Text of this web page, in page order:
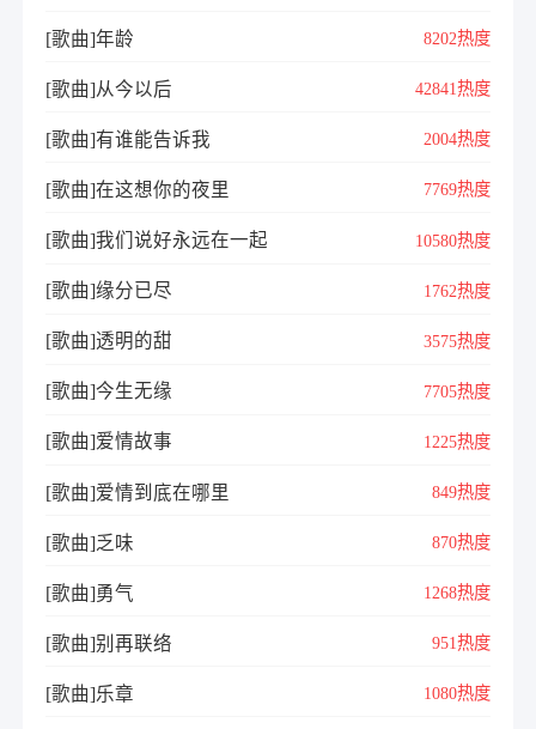
[歌曲]年龄 8202热度
[歌曲]从今以后 42841热度
[歌曲]有谁能告诉我 2004热度
[歌曲]在这想你的夜里 7769热度
[歌曲]我们说好永远在一起 10580热度
[歌曲]缘分已尽 1762热度
[歌曲]透明的甜 3575热度
[歌曲]今生无缘 7705热度
[歌曲]爱情故事 1225热度
[歌曲]爱情到底在哪里 849热度
[歌曲]乏味 870热度
[歌曲]勇气 1268热度
[歌曲]别再联络 951热度
[歌曲]乐章 1080热度